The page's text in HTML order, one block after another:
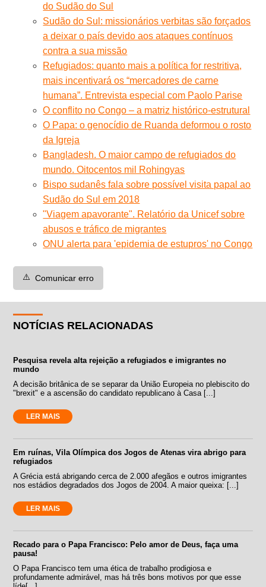
do Sudão do Sul
Sudão do Sul: missionários verbitas são forçados
a deixar o país devido aos ataques contínuos
contra a sua missão
Refugiados: quanto mais a política for restritiva,
mais incentivará os “mercadores de carne
humana”. Entrevista especial com Paolo Parise
O conflito no Congo – a matriz histórico-estrutural
O Papa: o genocídio de Ruanda deformou o rosto
da Igreja
Bangladesh. O maior campo de refugiados do
mundo. Oitocentos mil Rohingyas
Bispo sudanês fala sobre possível visita papal ao
Sudão do Sul em 2018
"Viagem apavorante". Relatório da Unicef sobre
abusos e tráfico de migrantes
ONU alerta para 'epidemia de estupros' no Congo
⚠️ Comunicar erro
NOTÍCIAS RELACIONADAS
Pesquisa revela alta rejeição a refugiados e imigrantes no
mundo
A decisão britânica de se separar da União Europeia no plebiscito do
"brexit" e a ascensão do candidato republicano à Casa [...]
LER MAIS
Em ruínas, Vila Olímpica dos Jogos de Atenas vira abrigo para
refugiados
A Grécia está abrigando cerca de 2.000 afegãos e outros imigrantes
nos estádios degradados dos Jogos de 2004. A maior queixa: [...]
LER MAIS
Recado para o Papa Francisco: Pelo amor de Deus, faça uma
pausa!
O Papa Francisco tem uma ética de trabalho prodigiosa e
profundamente admirável, mas há três bons motivos por que esse